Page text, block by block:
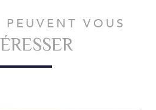
VOUS